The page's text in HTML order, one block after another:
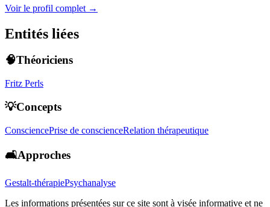
Voir le profil complet →
Entités liées
🧠Théoriciens
Fritz Perls
💡Concepts
ConsciencePrise de conscienceRelation thérapeutique
🛋️Approches
Gestalt-thérapiePsychanalyse
Les informations présentées sur ce site sont à visée informative et ne